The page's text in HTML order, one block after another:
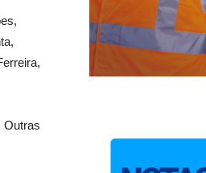
Outras